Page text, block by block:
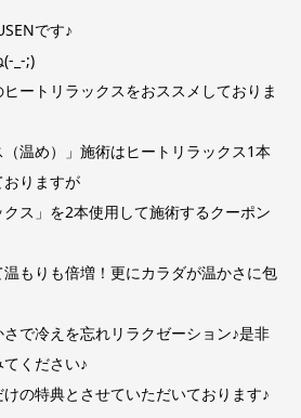
です♪
_-;)
ートリラックスをおススメしておりま
温め）」施術はヒートリラックス1本
りますが
ス」を2本使用して施術するクーポン
もりも倍増！更にカラダが温かさに包
で冷えを忘れリラクゼーション♪是非
ください♪
の特典とさせていただいております♪